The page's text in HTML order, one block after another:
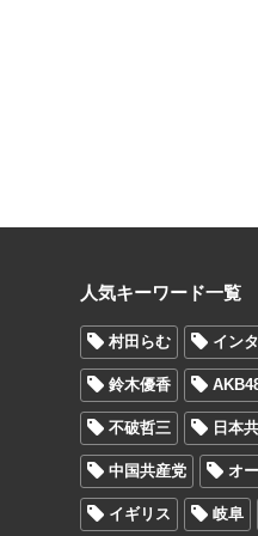
人気キーワード一覧
村田らむ イン
鈴木優香
不破哲三 日本
中国共産党 オ
イギリス 岐阜